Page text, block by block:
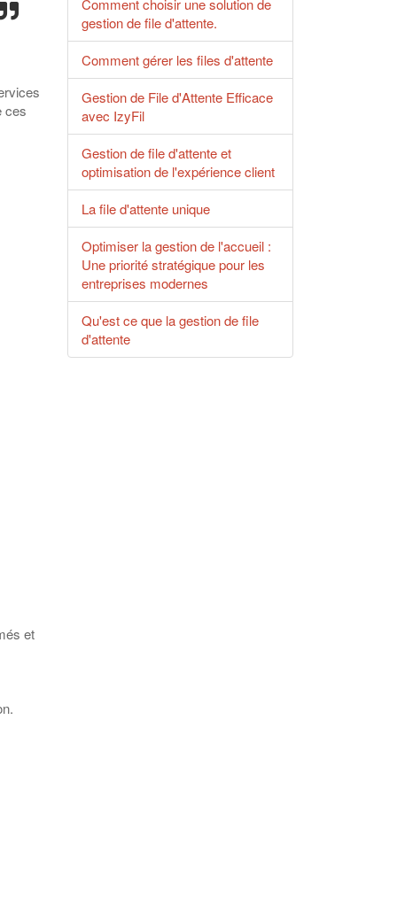
ces
et
Comment choisir une solution de
gestion de file d'attente.
Comment gérer les files d'attente
Gestion de File d'Attente Efficace
avec IzyFil
Gestion de file d'attente et
optimisation de l'expérience client
La file d'attente unique
Optimiser la gestion de l'accueil :
Une priorité stratégique pour les
entreprises modernes
Qu'est ce que la gestion de file
d'attente